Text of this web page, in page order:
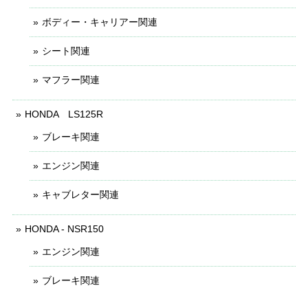
ボディー・キャリアー関連
シート関連
マフラー関連
HONDA LS125R
ブレーキ関連
エンジン関連
キャブレター関連
HONDA - NSR150
エンジン関連
ブレーキ関連